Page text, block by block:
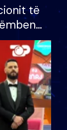
të
eurosh